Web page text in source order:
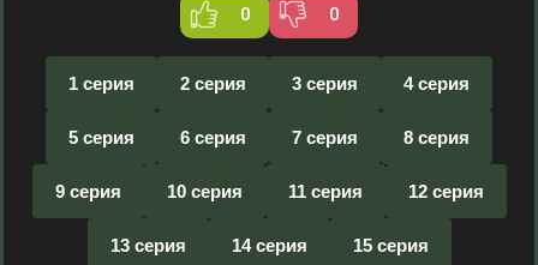
0 0
1 серия 2 серия 3 серия 4 серия
5 серия 6 серия 7 серия 8 серия
9 серия 10 серия 11 серия 12 серия
13 серия 14 серия 15 серия